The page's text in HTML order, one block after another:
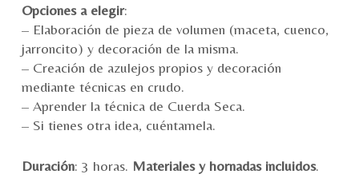
Opciones a elegir:
– Elaboración de pieza de volumen (maceta, cuenco,
jarroncito) y decoración de la misma.
– Creación de azulejos propios y decoración
mediante técnicas en crudo.
– Aprender la técnica de Cuerda Seca.
– Si tienes otra idea, cuéntamela.
Duración: 3 horas. Materiales y hornadas incluidos.